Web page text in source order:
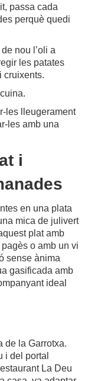
passa cada
perquè quedi
nou l’oli a
les patates
cruixents.
les lleugerament
les amb una
i
en una plata
mica de julivert
plat amb
o amb un vi
sense ànima
gasificada amb
ideal
de la Garrotxa.
i del portal
La Deu